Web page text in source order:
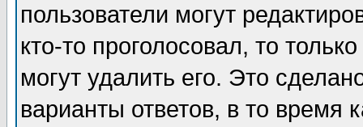
пользователи могут
кто-то проголосовал, то
могут удалить его. Это
варианты ответов, в то время